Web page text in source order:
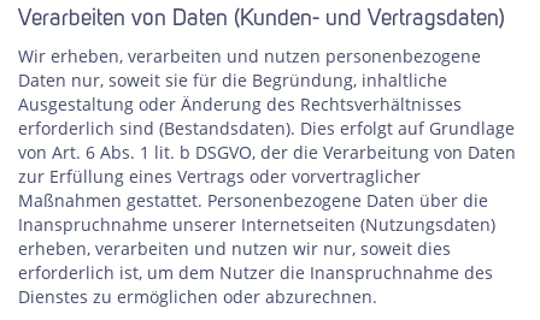
Verarbeiten von Daten (Kunden- und Vertragsdaten)
Wir erheben, verarbeiten und nutzen personenbezogene
Daten nur, soweit sie für die Begründung, inhaltliche
Ausgestaltung oder Änderung des Rechtsverhältnisses
erforderlich sind (Bestandsdaten). Dies erfolgt auf Grundlage
von Art. 6 Abs. 1 lit. b DSGVO, der die Verarbeitung von Daten
zur Erfüllung eines Vertrags oder vorvertraglicher
Maßnahmen gestattet. Personenbezogene Daten über die
Inanspruchnahme unserer Internetseiten (Nutzungsdaten)
erheben, verarbeiten und nutzen wir nur, soweit dies
erforderlich ist, um dem Nutzer die Inanspruchnahme des
Dienstes zu ermöglichen oder abzurechnen.